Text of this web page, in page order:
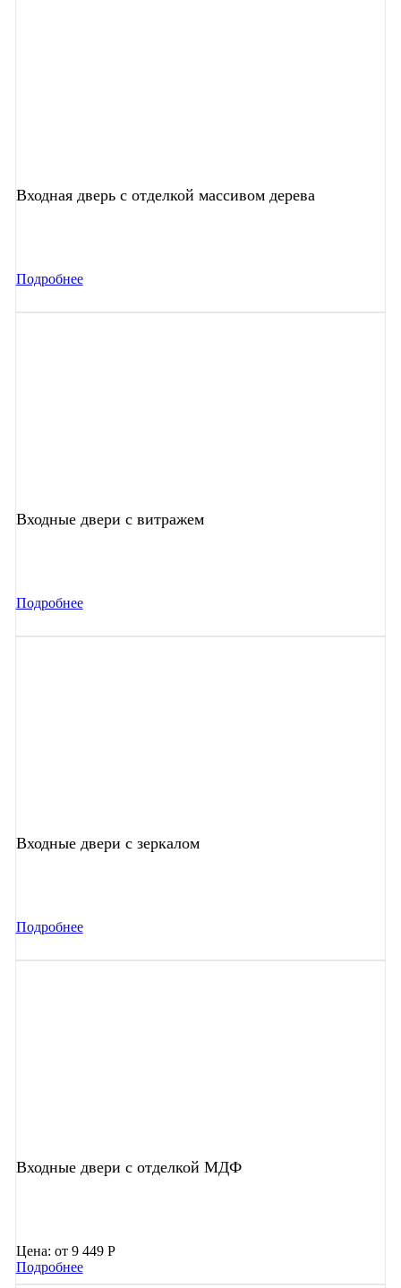
Входная дверь с отделкой массивом дерева
Подробнее
Входные двери с витражем
Подробнее
Входные двери с зеркалом
Подробнее
Входные двери с отделкой МДФ
Цена: от 9 449 Р
Подробнее